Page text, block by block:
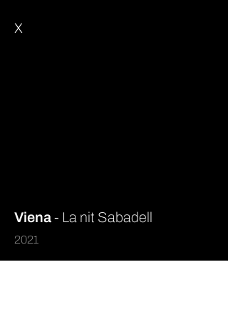
x
Viena- La nit Sabadell
2021